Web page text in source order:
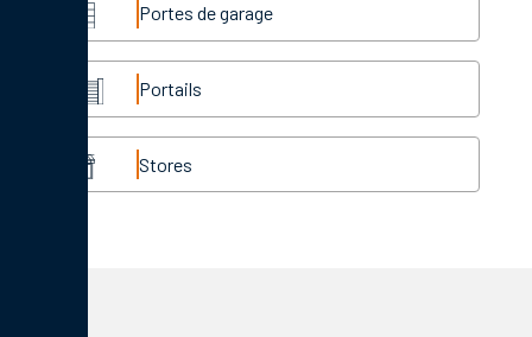
Portes de garage
Portails
Stores